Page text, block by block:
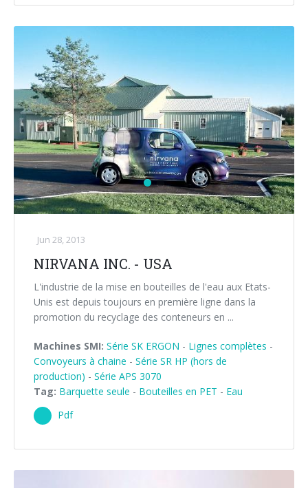
Jun 28, 2013
NIRVANA INC. - USA
L'industrie de la mise en bouteilles de l'eau aux Etats-
Unis est depuis toujours en première ligne dans la
promotion du recyclage des conteneurs en ...
Machines SMI: Série SK ERGON - Lignes complètes -
Convoyeurs à chaine - Série SR HP (hors de
production) - Série APS 3070
Tag: Barquette seule - Bouteilles en PET - Eau
Pdf